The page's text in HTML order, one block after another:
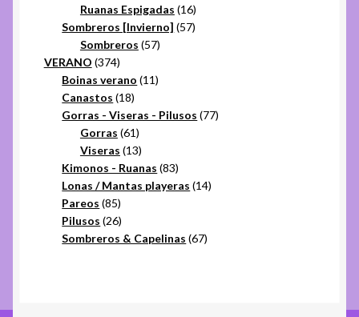
Ruanas Espigadas 1616
productos
Sombreros [Invierno] 5757
Sombreros 5757
VERANO 374374
productos
Boinas verano 1111
Canastos 1818
productos
Gorras - Viseras - Pilusos 7777
Gorras 6161
productos
Viseras 1313
productos
Kimonos - Ruanas 8383
productos
Lonas / Mantas playeras 1414
Pareos 8585
productos
Pilusos 2626
productos
Sombreros & Capelinas 6767